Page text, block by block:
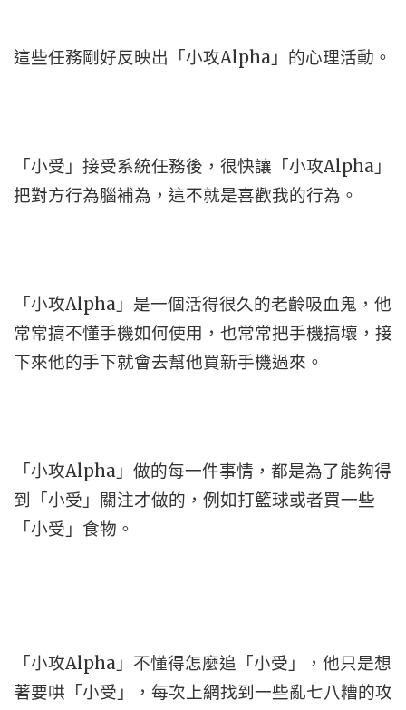
這些任務剛好反映出「小攻Alpha」的心理活動。
「小受」接受系統任務後，很快讓「小攻Alpha」
把對方行為腦補為，這不就是喜歡我的行為。
「小攻Alpha」是一個活得很久的老齡吸血鬼，他
常常搞不懂手機如何使用，也常常把手機搞壞，接
下來他的手下就會去幫他買新手機過來。
「小攻Alpha」做的每一件事情，都是為了能夠得
到「小受」關注才做的，例如打籃球或者買一些
「小受」食物。
「小攻Alpha」不懂得怎麼追「小受」，他只是想
著要哄「小受」，每次上網找到一些亂七八糟的攻